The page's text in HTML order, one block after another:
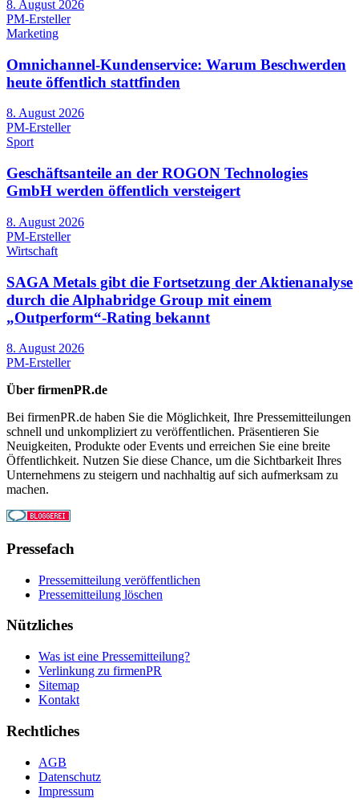
8. August 2026
PM-Ersteller
Marketing
Omnichannel-Kundenservice: Warum Beschwerden
heute öffentlich stattfinden
8. August 2026
PM-Ersteller
Sport
Geschäftsanteile an der ROGON Technologies
GmbH werden öffentlich versteigert
8. August 2026
PM-Ersteller
Wirtschaft
SAGA Metals gibt die Fortsetzung der Aktienanalyse
durch die Alphabridge Group mit einem
„Outperform“-Rating bekannt
8. August 2026
PM-Ersteller
Über firmenPR.de
Bei firmenPR.de haben Sie die Möglichkeit, Ihre Pressemitteilungen
schnell und unkompliziert zu veröffentlichen. Präsentieren Sie
Neuigkeiten, Produkte oder Events und erreichen Sie eine breite
Öffentlichkeit. Nutzen Sie diese Chance, um die Sichtbarkeit Ihres
Unternehmens zu steigern und nachhaltig auf sich aufmerksam zu
machen.
Pressefach
Pressemitteilung veröffentlichen
Pressemitteilung löschen
Nützliches
Was ist eine Pressemitteilung?
Verlinkung zu firmenPR
Sitemap
Kontakt
Rechtliches
AGB
Datenschutz
Impressum